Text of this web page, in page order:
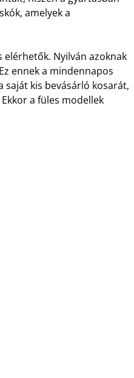
amelyek a
Nyilván azoknak
ennek a mindennapos
saját kis bevásárló kosarát,
a füles modellek